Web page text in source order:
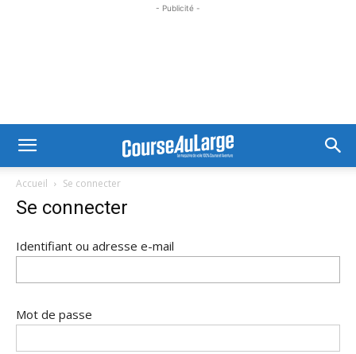
- Publicité -
Accueil Se connecter
Se connecter
Identifiant ou adresse e-mail
Mot de passe